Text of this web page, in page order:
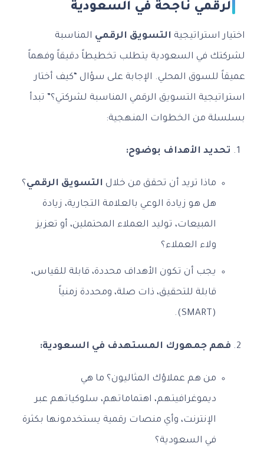
الرقمي ناجحة في السعودية
اختيار استراتيجية التسويق الرقمي المناسبة
لشركتك في السعودية يتطلب تخطيطاً دقيقاً وفهماً
عميقاً للسوق المحلي. الإجابة على سؤال “كيف أختار
استراتيجية التسويق الرقمي المناسبة لشركتي؟” تبدأ
بسلسلة من الخطوات المنهجية:
تحديد الأهداف بوضوح:
ماذا تريد أن تحقق من خلال التسويق الرقمي ؟
هل هو زيادة الوعي بالعلامة التجارية، زيادة
المبيعات، توليد العملاء المحتملين، أو تعزيز
ولاء العملاء؟
يجب أن تكون الأهداف محددة، قابلة للقياس،
قابلة للتحقيق، ذات صلة، ومحددة زمنياً
(SMART).
فهم جمهورك المستهدف في السعودية:
من هم عملاؤك المثاليون؟ ما هي
ديموغرافيتهم، اهتماماتهم، سلوكياتهم عبر
الإنترنت، وأي منصات رقمية يستخدمونها بكثرة
في السعودية؟